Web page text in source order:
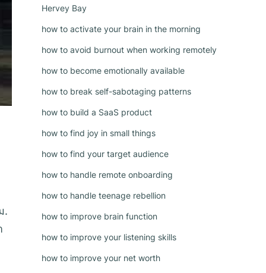
.
Hervey Bay
how to activate your brain in the morning
how to avoid burnout when working remotely
how to become emotionally available
how to break self-sabotaging patterns
how to build a SaaS product
how to find joy in small things
how to find your target audience
how to handle remote onboarding
how to handle teenage rebellion
how to improve brain function
how to improve your listening skills
how to improve your net worth